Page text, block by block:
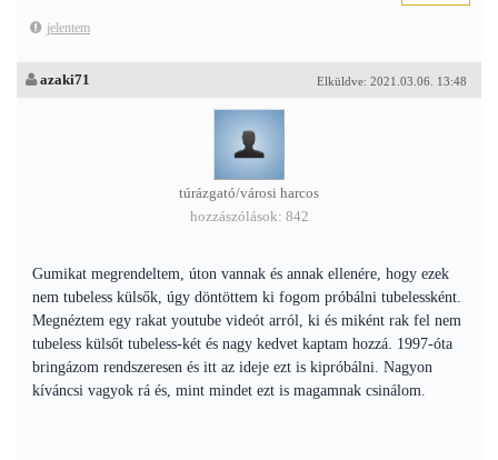
jelentem
Elküldve: 2021.03.06. 13:48
azaki71
túrázgató/városi harcos
hozzászólások: 842
Gumikat megrendeltem, úton vannak és annak ellenére, hogy ezek
nem tubeless külsők, úgy döntöttem ki fogom próbálni tubelessként.
Megnéztem egy rakat youtube videót arról, ki és miként rak fel nem
tubeless külsőt tubeless-két és nagy kedvet kaptam hozzá. 1997-óta
bringázom rendszeresen és itt az ideje ezt is kipróbálni. Nagyon
kíváncsi vagyok rá és, mint mindet ezt is magamnak csinálom.